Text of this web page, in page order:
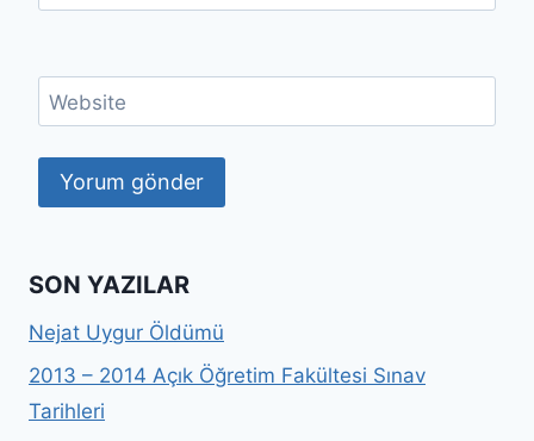
Website
SON YAZILAR
Nejat Uygur Öldümü
2013 – 2014 Açık Öğretim Fakültesi Sınav
Tarihleri